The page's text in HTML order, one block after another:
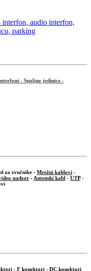
- Spoljne jedinice -
za zvučnike - Mrežni kablovi -
nadzor - Antenski kabl - UTP-
- F konektori - DC konektori